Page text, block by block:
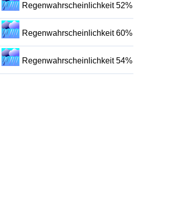
Regenwahrscheinlichkeit 52%
Regenwahrscheinlichkeit 60%
Regenwahrscheinlichkeit 54%